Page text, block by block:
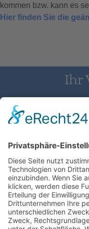
kommen bzw. kann es
Hier finden Sie die
Ihr
Schloss Bürgeln,
Mail:
Wir
den
Wir
Drittanbieters,
Dieser Service
sammeln. Bitte